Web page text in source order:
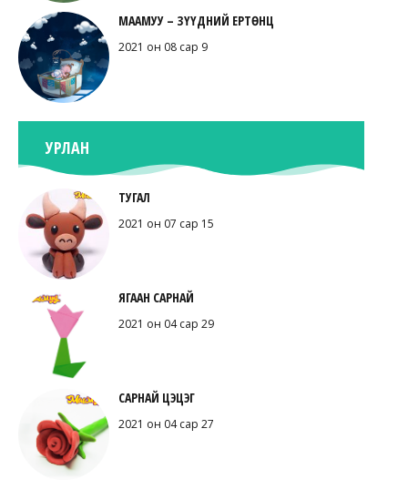
МААМУУ – ЗҮҮДНИЙ ЕРТӨНЦ
2021 он 08 сар 9
УРЛАН
ТУГАЛ
2021 он 07 сар 15
ЯГААН САРНАЙ
2021 он 04 сар 29
САРНАЙ ЦЭЦЭГ
2021 он 04 сар 27